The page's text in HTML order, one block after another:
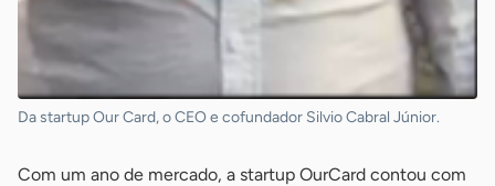
Da startup Our Card, o CEO e cofundador Silvio Cabral Júnior.
Com um ano de mercado, a startup OurCard contou com